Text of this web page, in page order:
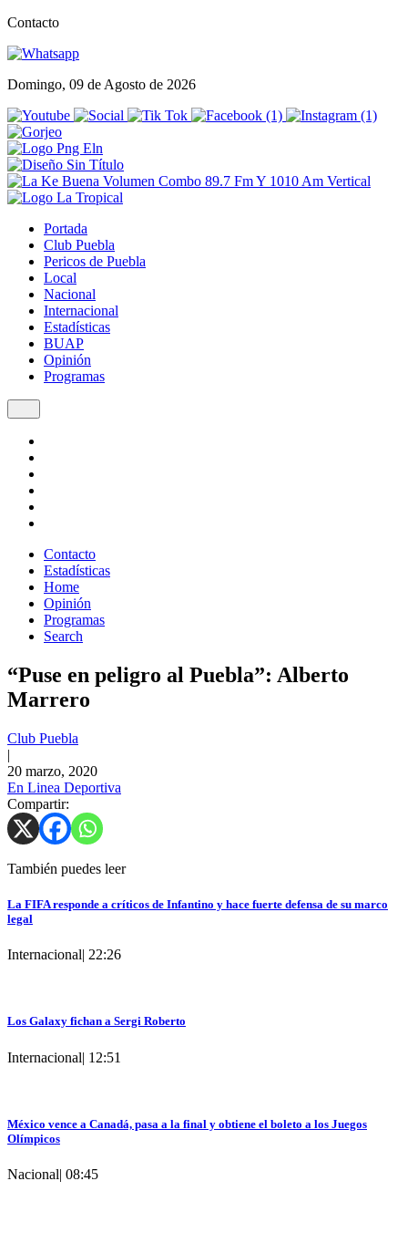
Contacto
Domingo, 09 de Agosto de 2026
Portada
Club Puebla
Pericos de Puebla
Local
Nacional
Internacional
Estadísticas
BUAP
Opinión
Programas
Contacto
Estadísticas
Home
Opinión
Programas
Search
“Puse en peligro al Puebla”: Alberto
Marrero
Club Puebla
|
20 marzo, 2020
En Linea Deportiva
Compartir:
También puedes leer
La FIFA responde a críticos de Infantino y hace fuerte defensa de su marco
legal
Internacional| 22:26
Los Galaxy fichan a Sergi Roberto
Internacional| 12:51
México vence a Canadá, pasa a la final y obtiene el boleto a los Juegos
Olímpicos
Nacional| 08:45